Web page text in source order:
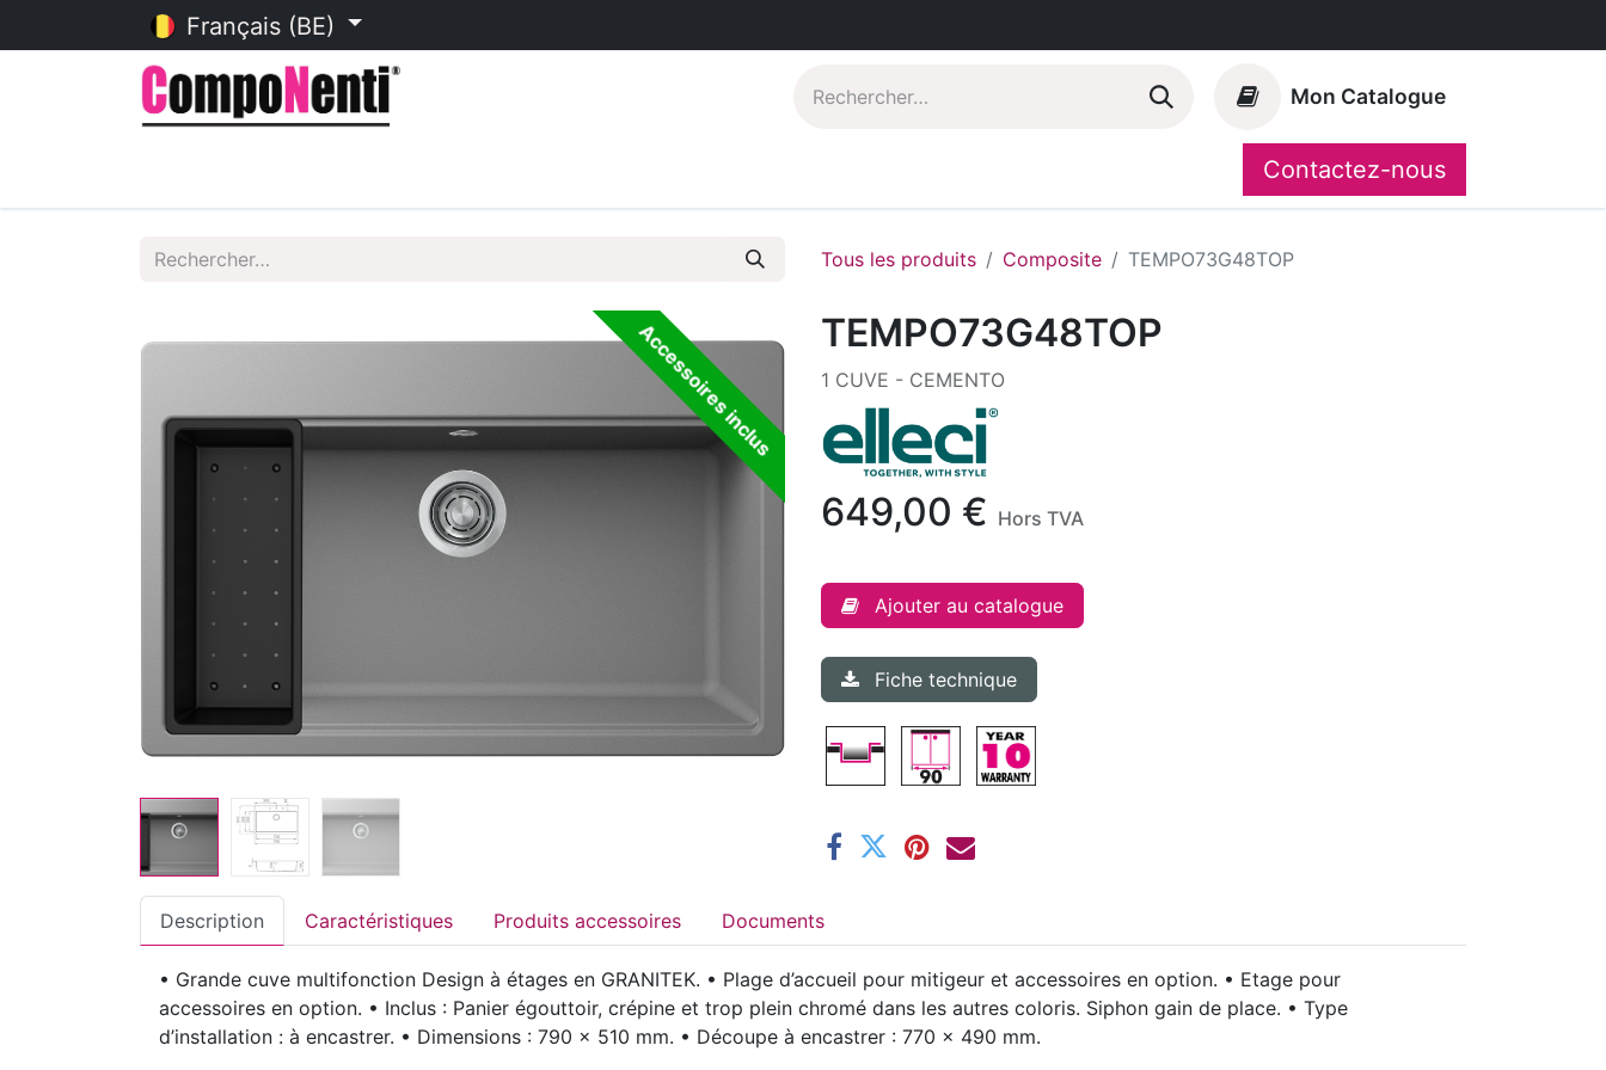
Français (BE)
Mon Catalogue
CompoShop
Contactez-nous
Tous les produits Composite TEMPO73G48TOP
Accessoires inclus TEMPO73G48TOP
1 CUVE - CEMENTO
649,00 € Hors TVA
Ajouter au catalogue
Fiche technique
Description Caractéristiques Produits accessoires Documents
• Grande cuve multifonction Design à étages en GRANITEK. • Plage d’accueil pour mitigeur et accessoires en option. • Etage pour
accessoires en option. • Inclus : Panier égouttoir, crépine et trop plein chromé dans les autres coloris. Siphon gain de place. • Type
d’installation : à encastrer. • Dimensions : 790 x 510 mm. • Découpe à encastrer : 770 x 490 mm.